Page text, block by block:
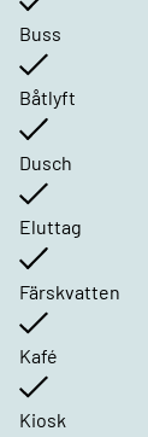
Buss
Båtlyft
Dusch
Eluttag
Färskvatten
Kafé
Kiosk